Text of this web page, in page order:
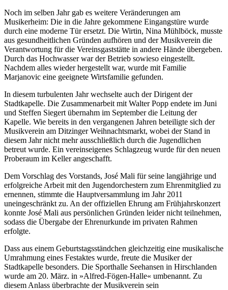
Noch im selben Jahr gab es weitere Veränderungen am
Musikerheim: Die in die Jahre gekommene Eingangstüre wurde
durch eine moderne Tür ersetzt. Die Wirtin, Nina Mühlböck, musste
aus gesundheitlichen Gründen aufhören und der Musikverein die
Verantwortung für die Vereinsgaststätte in andere Hände übergeben.
Durch das Hochwasser war der Betrieb sowieso eingestellt.
Nachdem alles wieder hergestellt war, wurde mit Familie
Marjanovic eine geeignete Wirtsfamilie gefunden.
In diesem turbulenten Jahr wechselte auch der Dirigent der
Stadtkapelle. Die Zusammenarbeit mit Walter Popp endete im Juni
und Steffen Siegert übernahm im September die Leitung der
Kapelle. Wie bereits in den vergangenen Jahren beteiligte sich der
Musikverein am Ditzinger Weihnachtsmarkt, wobei der Stand in
diesem Jahr nicht mehr ausschließlich durch die Jugendlichen
betreut wurde. Ein vereinseigenes Schlagzeug wurde für den neuen
Proberaum im Keller angeschafft.
Dem Vorschlag des Vorstands, José Mali für seine langjährige und
erfolgreiche Arbeit mit den Jugendorchestern zum Ehrenmitglied zu
ernennen, stimmte die Hauptversammlung im Jahr 2011
uneingeschränkt zu. An der offiziellen Ehrung am Frühjahrskonzert
konnte José Mali aus persönlichen Gründen leider nicht teilnehmen,
sodass die Übergabe der Ehrenurkunde im privaten Rahmen
erfolgte.
Dass aus einem Geburtstagsständchen gleichzeitig eine musikalische
Umrahmung eines Festaktes wurde, freute die Musiker der
Stadtkapelle besonders. Die Sporthalle Seehansen in Hirschlanden
wurde am 20. März. in »Alfred-Fögen-Halle« umbenannt. Zu
diesem Anlass überbrachte der Musikverein sein